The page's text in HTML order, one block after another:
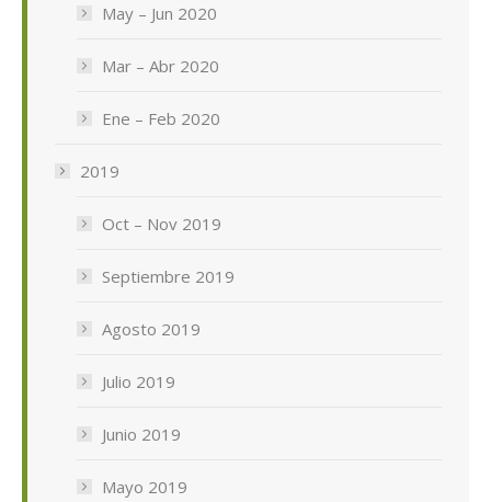
May – Jun 2020
Mar – Abr 2020
Ene – Feb 2020
2019
Oct – Nov 2019
Septiembre 2019
Agosto 2019
Julio 2019
Junio 2019
Mayo 2019